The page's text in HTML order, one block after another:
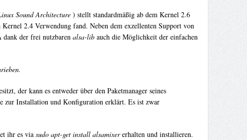
Sound Architecture) stellt standardmäßig ab dem Kernel 2.6
2.4 Verwendung fand. Neben dem exzellenten Support von
dank der frei nutzbaren alsa-libauch die Möglichkeit der einfachen
der kann es entweder über den Paketmanager seines
zur Installation und Konfiguration erklärt. Es ist zwar
ihr es via sudo apt-get install alsamixererhalten und installieren.